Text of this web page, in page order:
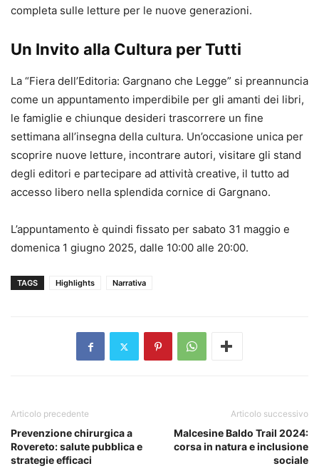
completa sulle letture per le nuove generazioni.
Un Invito alla Cultura per Tutti
La “Fiera dell’Editoria: Gargnano che Legge” si preannuncia
come un appuntamento imperdibile per gli amanti dei libri,
le famiglie e chiunque desideri trascorrere un fine
settimana all’insegna della cultura. Un’occasione unica per
scoprire nuove letture, incontrare autori, visitare gli stand
degli editori e partecipare ad attività creative, il tutto ad
accesso libero nella splendida cornice di Gargnano.
L’appuntamento è quindi fissato per sabato 31 maggio e
domenica 1 giugno 2025, dalle 10:00 alle 20:00.
TAGS Highlights Narrativa
Articolo precedente
Prevenzione chirurgica a
Rovereto: salute pubblica e
strategie efficaci
Articolo successivo
Malcesine Baldo Trail 2024:
corsa in natura e inclusione
sociale